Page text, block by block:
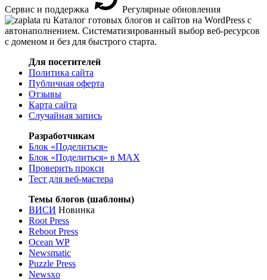
Сервис и поддержка
Регулярные обновления
Каталог готовых блогов и сайтов на WordPress с
автонаполнением. Систематизированный выбор веб-ресурсов
с доменом и без для быстрого старта.
Для посетителей
Политика сайта
Публичная оферта
Отзывы
Карта сайта
Случайная запись
Разработчикам
Блок «Поделиться»
Блок «Поделиться» в MAX
Проверить прокси
Тест для веб-мастера
Темы блогов (шаблоны)
ВИСИ Новинка
Root Press
Reboot Press
Ocean WP
Newsmatic
Puzzle Press
Newsxo